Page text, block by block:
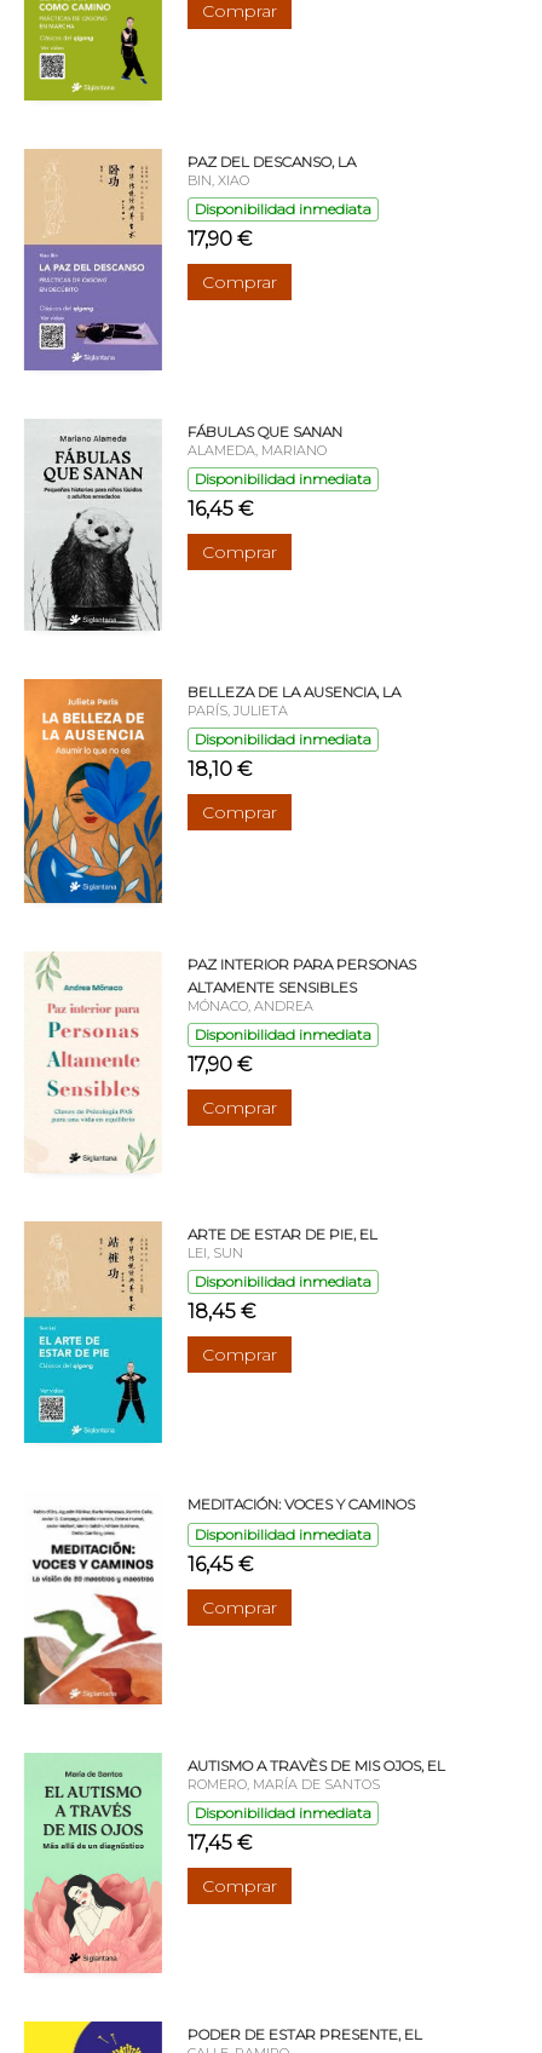
Comprar
PAZ DEL DESCANSO, LA
BIN, XIAO
Disponibilidad inmediata
17,90 €
Comprar
FÁBULAS QUE SANAN
ALAMEDA, MARIANO
Disponibilidad inmediata
16,45 €
Comprar
BELLEZA DE LA AUSENCIA, LA
PARÍS, JULIETA
Disponibilidad inmediata
18,10 €
Comprar
PAZ INTERIOR PARA PERSONAS
ALTAMENTE SENSIBLES
MÓNACO, ANDREA
Disponibilidad inmediata
17,90 €
Comprar
ARTE DE ESTAR DE PIE, EL
LEI, SUN
Disponibilidad inmediata
18,45 €
Comprar
MEDITACIÓN: VOCES Y CAMINOS
Disponibilidad inmediata
16,45 €
Comprar
AUTISMO A TRAVÈS DE MIS OJOS, EL
ROMERO, MARÍA DE SANTOS
Disponibilidad inmediata
17,45 €
Comprar
PODER DE ESTAR PRESENTE, EL